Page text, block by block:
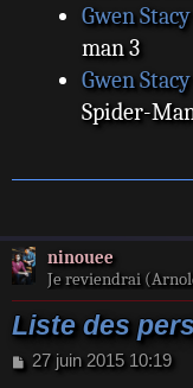
Gwen
man 3
Gwen
Spider-
ninouee
Je reviendrai
Liste des
M
27 juin 2015 10:19